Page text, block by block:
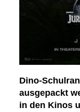
Dino-
ausgepackt
in den Kinos